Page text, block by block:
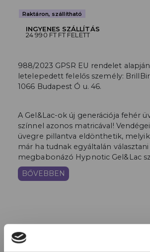
Raktáron, szállítható
INGYENES SZÁLLÍTÁS
24 990 FT FT FELETT
988/2023 GPSR EU rendelet
letelepedett felelős személy:
1066 Budapest Ó u. 46.
A Gel&Lac-ok új generációja fehér
színnel azonos matricával!
üvegre pillantva eldönthetik,
már ha tudnak egyáltalán választani
megbabonázó Hypnotic Gel&Lac
BŐVEBBEN
HASONLÓ